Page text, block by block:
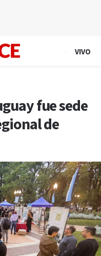
VIVO
fue sede
de